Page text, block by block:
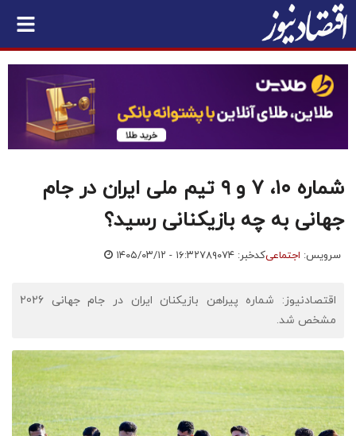
شماره ۱۰، ۷ و ۹ تیم ملی ایران در جام
جهانی به چه بازیکنانی رسید؟
سرویس: اجتماعیکدخبر: ۷۸۹۰۷۴ ۱۴۰۵/۰۳/۱۲ - ۱۶:۳۲
اقتصادنیوز: شماره پیراهن بازیکنان ایران در جام جهانی 2026
مشخص شد.